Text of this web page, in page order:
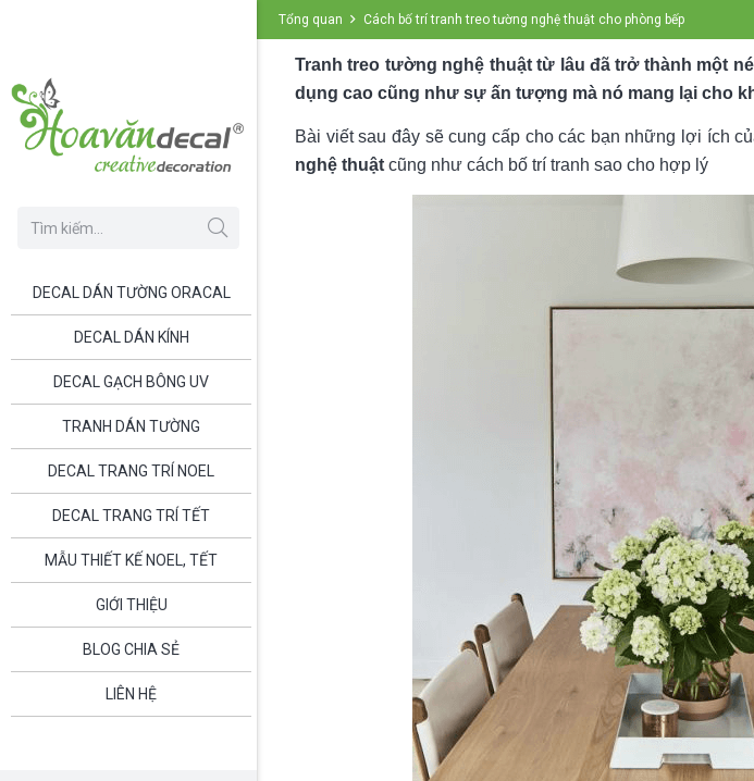
DECAL DÁN TƯỜNG ORACAL
DECAL DÁN KÍNH
DECAL GẠCH BÔNG UV
TRANH DÁN TƯỜNG
DECAL TRANG TRÍ NOEL
DECAL TRANG TRÍ TẾT
MẪU THIẾT KẾ NOEL, TẾT
GIỚI THIỆU
BLOG CHIA SẺ
LIÊN HỆ
Tổng quan Cách bố trí tranh treo tường nghệ thuật cho phòng bếp
Tranh treo tường nghệ thuật từ lâu đã trở thành một
dụng cao cũng như sự ấn tượng mà nó mang lại cho
Bài viết sau đây sẽ cung cấp cho các bạn những lợi ích
nghệ thuật cũng như cách bố trí tranh sao cho hợp lý